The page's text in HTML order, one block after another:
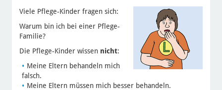
Viele Pflege-Kinder fragen sich:
Warum bin ich bei einer Pflege-
Familie?
Die Pflege-Kinder wissen nicht:
Meine Eltern behandeln mich
falsch.
Meine Eltern müssen mich besser behandeln.